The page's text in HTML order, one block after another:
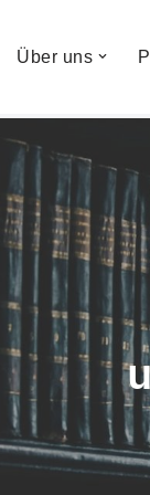
Über uns